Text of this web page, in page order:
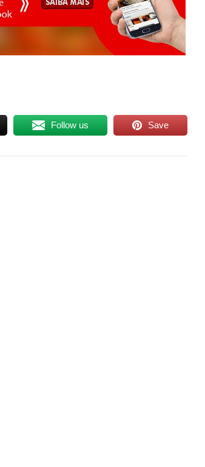
Follow us Save